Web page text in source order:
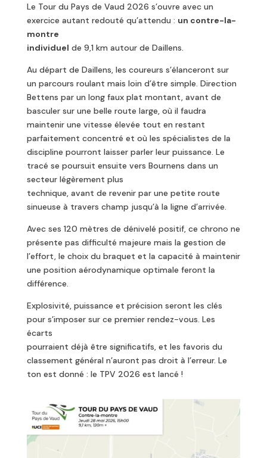
Le Tour du Pays de Vaud 2026 s’ouvre avec un
exercice autant redouté qu’attendu : un contre-la-
montre
individuel de 9,1 km autour de Daillens.
Au départ de Daillens, les coureurs s’élanceront sur
un parcours roulant mais loin d’être simple. Direction
Bettens par un long faux plat montant, avant de
basculer sur une belle route large, où il faudra
maintenir une vitesse élevée tout en restant
parfaitement concentré et où les spécialistes de la
discipline pourront laisser parler leur puissance. Le
tracé se poursuit ensuite vers Bournens dans un
secteur légèrement plus
technique, avant de revenir par une petite route
sinueuse à travers champ jusqu’à la ligne d’arrivée.
Avec ses 120 mètres de dénivelé positif, ce chrono ne
présente pas difficulté majeure mais la gestion de
l’effort, le choix du braquet et la capacité à maintenir
une position aérodynamique optimale feront la
différence.
Explosivité, puissance et précision seront les clés
pour s’imposer sur ce premier rendez-vous. Les
écarts
pourraient déjà être significatifs, et les favoris du
classement général n’auront pas droit à l’erreur. Le
ton est donné : le TPV 2026 est lancé !